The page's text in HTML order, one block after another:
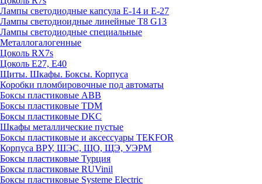
Лампы светодиодные капсула Е-14 и Е-27
Лампы светодиоидные линейные T8 G13
Лампы светодиодные специальные
Металлогалогенные
Цоколь RX7s
Цоколь Е27, E40
Щиты. Шкафы. Боксы. Корпуса
Коробки пломбировочные под автоматы
Боксы пластиковые ABB
Боксы пластиковые TDM
Боксы пластиковые DKC
Шкафы металлические пустые
Боксы пластиковые и аксессуары TEKFOR
Корпуса ВРУ, ШЭС, ЩО, ЩЭ, УЭРМ
Боксы пластиковые Турция
Боксы пластиковые RUVinil
Боксы пластиковые Systeme Electric